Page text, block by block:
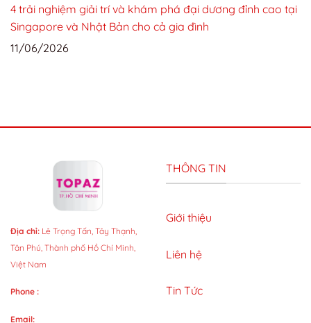
4 trải nghiệm giải trí và khám phá đại dương đỉnh cao tại
Singapore và Nhật Bản cho cả gia đình
11/06/2026
Địa chỉ: Lê Trọng Tấn, Tây Thạnh,
Tân Phú, Thành phố Hồ Chí Minh,
Việt Nam
Phone :
Email:
THÔNG TIN
Giới thiệu
Liên hệ
Tin Tức